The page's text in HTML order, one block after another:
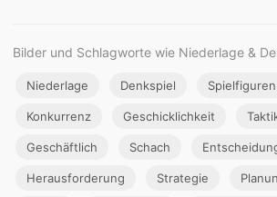
Bilder und Schlagworte wie Niederlage &
Niederlage Denkspiel Spielfiguren
Konkurrenz Geschicklichkeit
Geschäftlich Schach
Herausforderung Strategie